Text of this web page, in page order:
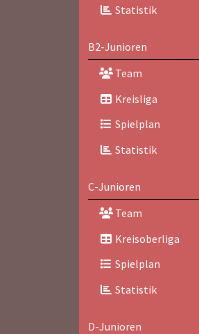
Statistik
B2-Junioren
Team
Kreisliga
Spielplan
Statistik
C-Junioren
Team
Kreisoberliga
Spielplan
Statistik
D-Junioren